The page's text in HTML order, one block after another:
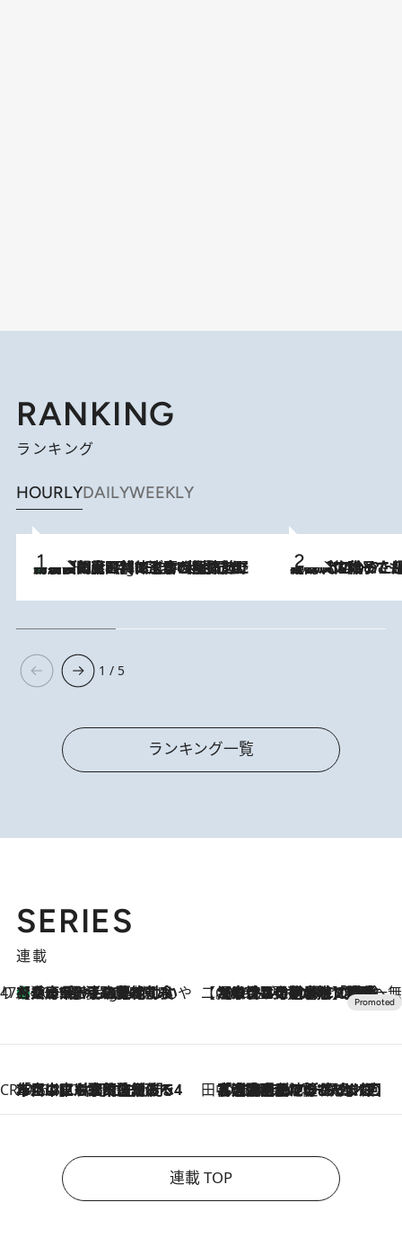
RANKING
ランキング
HOURLYDAILYWEEKLY
11 Hours Ago
「最後に見られてよかった」上野動物園の東園パンダ舎が解体前に特別公開。8月16日まで延長されたパネル展と共に辿る“半世紀”のパンダ飼育《解体工事の図面あり》 2026.8.5
【阿川佐和子さんの年とる力】なぜ70代で始めた趣味は“こんなに楽しい”のか？ ピアノ、俳句…スランプに陥っても続けられる“ある秘訣”とは
1 / 5
ランキング一覧
SERIES
連載
47都道府県の手みやげ ひんやりスイーツで夏を満喫
10 Hours Ago
【兵庫県】この夏絶対食べたい 冷やしておいしいおやつ3選 淡路島の恵みをジェラートに集約 【CREA×星野リゾート】唯一無二。癒しと発見が待つ場所へ
2026.8.7
【トンボの足水浴】ヒノキの香りに包まれて涼感マックス！約13℃の湧水かけ流しを避暑地「星野温泉 トンボの湯」で体験
CREA'S CHOICE
2026.8.7
「立川にも歌舞伎があるんだよ」 片岡仁左衛門・市川中車ら豪華座組みで4年目の立川立飛歌舞伎へ 田中稲の勝手に再ブーム
2026.8.7
「湘南乃風に憧れて」観客大盛上がりの“タオル回し”に、ラッパー顔負けの高速歌唱まで…さだまさし（74）のアグレッシブすぎる現在地
連載 TOP